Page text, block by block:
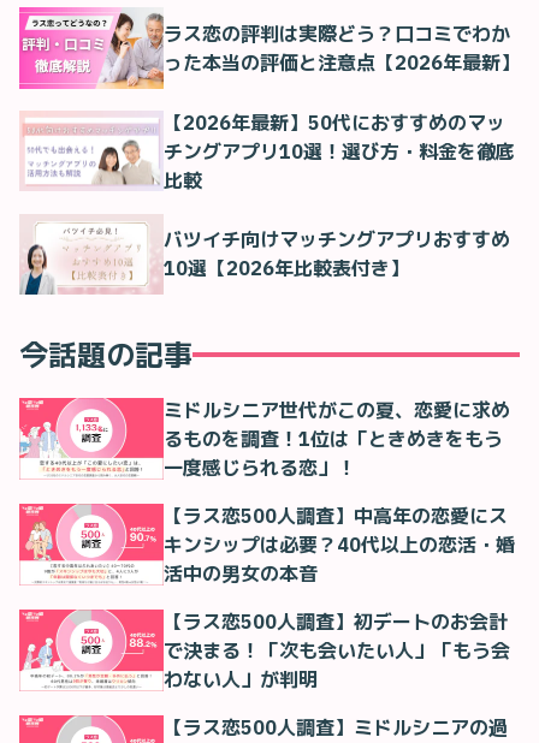
ラス恋の評判は実際どう？口コミでわか
った本当の評価と注意点【2026年最新】
【2026年最新】50代におすすめのマッ
チングアプリ10選！選び方・料金を徹底
比較
バツイチ向けマッチングアプリおすすめ
10選【2026年比較表付き】
今話題の記事
ミドルシニア世代がこの夏、恋愛に求め
るものを調査！1位は「ときめきをもう
一度感じられる恋」！
【ラス恋500人調査】中高年の恋愛にス
キンシップは必要？40代以上の恋活・婚
活中の男女の本音
【ラス恋500人調査】初デートのお会計
で決まる！「次も会いたい人」「もう会
わない人」が判明
【ラス恋500人調査】ミドルシニアの過